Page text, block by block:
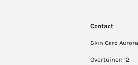
Contact
Skin Care Aurora
Overtuinen 12